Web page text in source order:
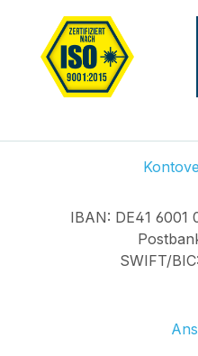
IBAN: DE41
SWIFT/